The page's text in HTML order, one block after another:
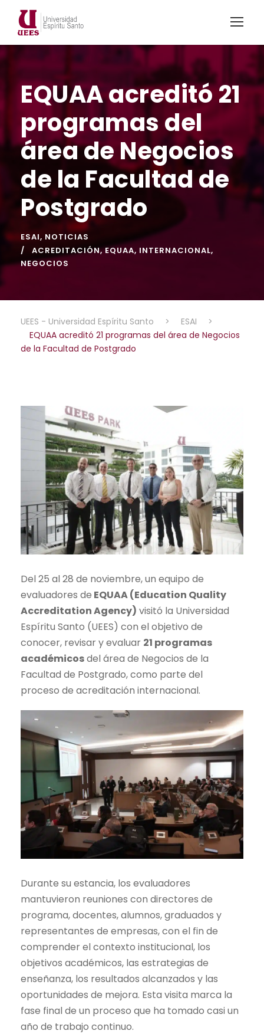
EQUAA acreditó 21
programas del
área de Negocios
de la Facultad de
Postgrado
ESAI, NOTICIAS
ACREDITACIÓN, EQUAA, INTERNACIONAL,
NEGOCIOS
UEES - Universidad Espíritu Santo > ESAI
>
EQUAA acreditó 21 programas del área de Negocios
de la Facultad de Postgrado
Del 25 al 28 de noviembre, un equipo de
evaluadores de EQUAA (Education Quality
Accreditation Agency) visitó la Universidad
Espíritu Santo (UEES) con el objetivo de
conocer, revisar y evaluar 21 programas
académicosdel área de Negocios de la
Facultad de Postgrado, como parte del
proceso de acreditación internacional.
Durante su estancia, los evaluadores
mantuvieron reuniones con directores de
programa, docentes, alumnos, graduados y
representantes de empresas, con el fin de
comprender el contexto institucional, los
objetivos académicos, las estrategias de
enseñanza, los resultados alcanzados y las
oportunidades de mejora. Esta visita marca la
fase final de un proceso que ha tomado casi un
año de trabajo continuo.